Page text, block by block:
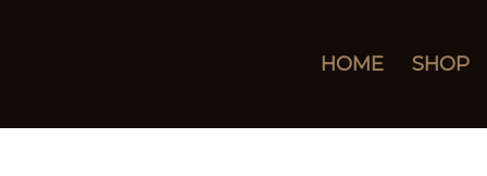
HOME SHOP